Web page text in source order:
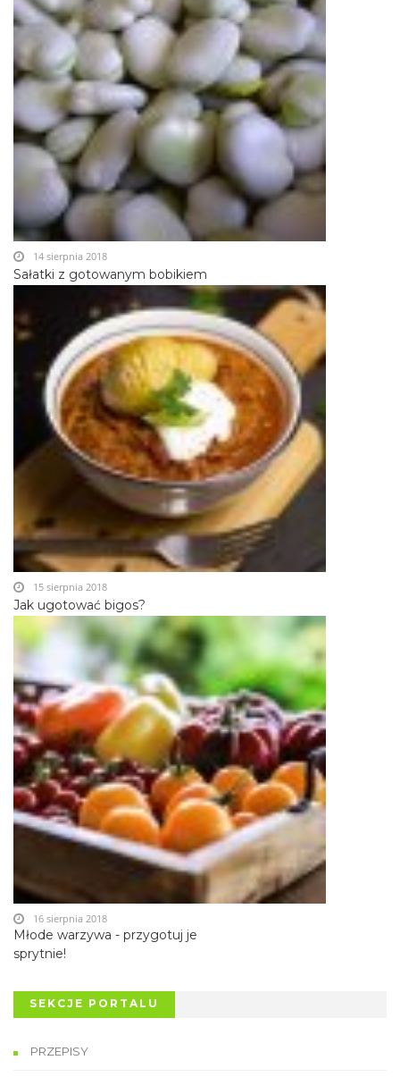
Sałatki z gotowanym bobikiem
14 sierpnia 2018
Jak ugotować bigos?
15 sierpnia 2018
Młode warzywa - przygotuj je
sprytnie!
16 sierpnia 2018
SEKCJE PORTALU
PRZEPISY